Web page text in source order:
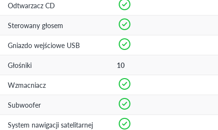
Odtwarzacz CD
Sterowany głosem
Gniazdo wejściowe USB
Głośniki 10
Wzmacniacz
Subwoofer
System nawigacji satelitarnej